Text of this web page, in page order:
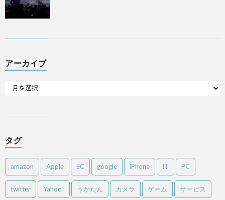
アーカイブ
タグ
amazon Apple EC google iPhone IT PC
twitter Yahoo! うかたん カメラ ゲーム サービス